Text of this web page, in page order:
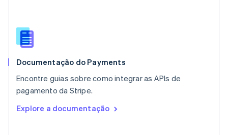
Documentação do Payments
Encontre guias sobre como integrar as APIs de
pagamento da Stripe.
Explore a documentação
Português
RAE de Hong Kong, China
Reino Unido
República Tcheca
English
English